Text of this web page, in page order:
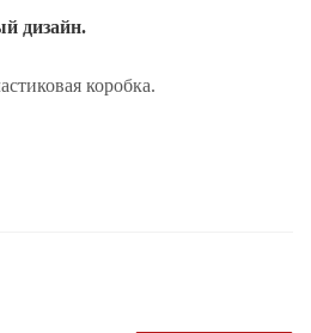
дизайн.
коробка.